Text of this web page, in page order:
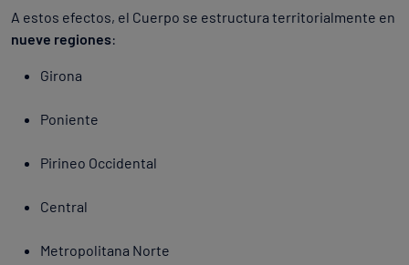
A estos efectos, el Cuerpo se estructura territorialmente en
nueve regiones:
Girona
Poniente
Pirineo Occidental
Central
Metropolitana Norte